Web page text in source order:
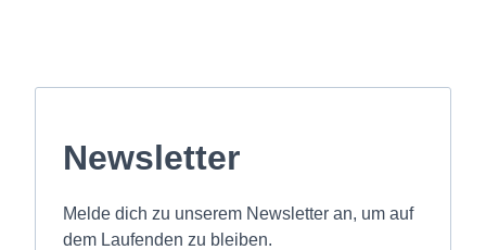
Newsletter
Melde dich zu unserem Newsletter an, um auf
dem Laufenden zu bleiben.